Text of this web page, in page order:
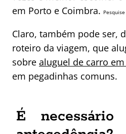
em Porto e Coimbra.
Claro, também pode ser,
roteiro da viagem, que
sobre aluguel de carro
em pegadinhas comuns.
É